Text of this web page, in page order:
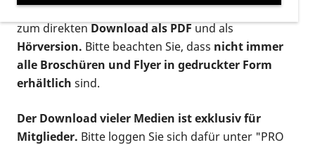
postalischen Bestellung als gedruckte Variante
zum direktenDownload als PDFund als
Hörversion. Bitte beachten Sie, dass nicht immer
alle Broschüren und Flyer in gedruckter Form
erhältlich sind.
Der Download vieler Medien ist exklusiv für
Mitglieder. Bitte loggen Sie sich dafür unter "PRO